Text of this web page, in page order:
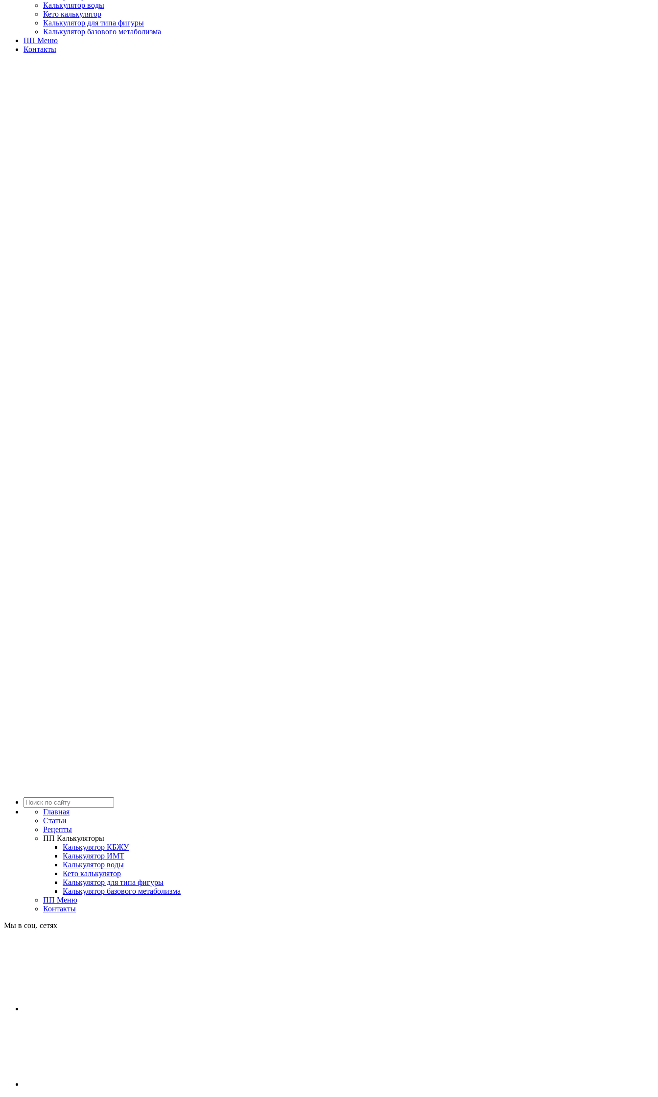
Калькулятор воды
Кето калькулятор
Калькулятор для типа фигуры
Калькулятор базового метаболизма
ПП Меню
Контакты
Главная
Статьи
Рецепты
ПП Калькуляторы
Калькулятор КБЖУ
Калькулятор ИМТ
Калькулятор воды
Кето калькулятор
Калькулятор для типа фигуры
Калькулятор базового метаболизма
ПП Меню
Контакты
Мы в соц. сетях